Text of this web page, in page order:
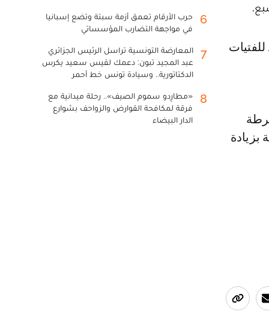
6
حرب الأرقام تعمق أزمة سبتة وتضع إسبانيا
في مواجهة التضارب المؤسساتي
7
المعارضة التونسية تراسل الرئيس الجزائري
عبد المجيد تبون: دعمك لقيس سعيد يكرس
الدكتاتورية.. وسيادة تونس خط أحمر
8
«مطارِدو سموم الصيف».. رحلة ميدانية مع
فرقة لمكافحة القوارض والزواحف بشوارع
الدار البيضاء